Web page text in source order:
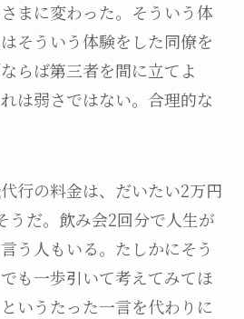
まに変わった。そういう体
そういう体験をした同僚を
らば第三者を間に立てよ
は弱さではない。合理的な
行の料金は、だいたい2万円
うだ。飲み会2回分で人生が
う人もいる。たしかにそう
も一歩引いて考えてみてほ
いうたった一言を代わりに